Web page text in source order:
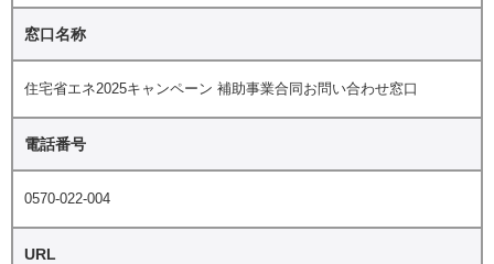
窓口名称
住宅省エネ2025キャンペーン 補助事業合同お問い合わせ窓口
電話番号
0570-022-004
URL